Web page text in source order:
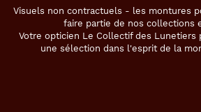
Visuels non contractuels - les montures
faire partie de nos collections
Votre opticien Le Collectif des Lunetiers
une sélection dans l'esprit de la